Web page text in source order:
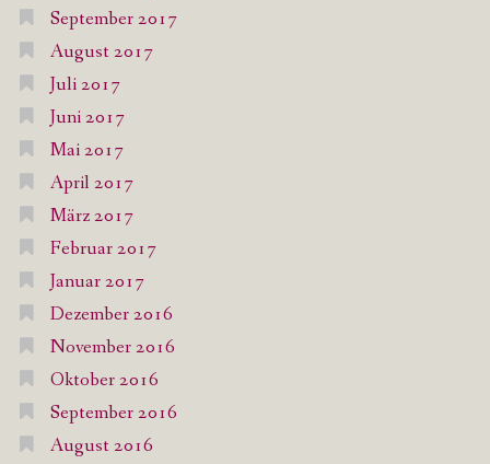
September 2017
August 2017
Juli 2017
Juni 2017
Mai 2017
April 2017
März 2017
Februar 2017
Januar 2017
Dezember 2016
November 2016
Oktober 2016
September 2016
August 2016